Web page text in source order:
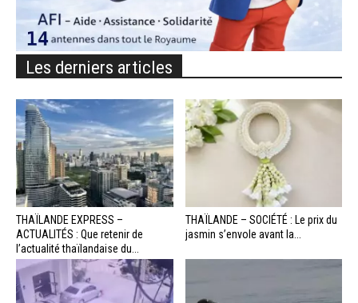
Les derniers articles
THAÏLANDE EXPRESS –
ACTUALITÉS : Que retenir de
l’actualité thaïlandaise du...
THAÏLANDE – SOCIÉTÉ : Le prix du
jasmin s’envole avant la...